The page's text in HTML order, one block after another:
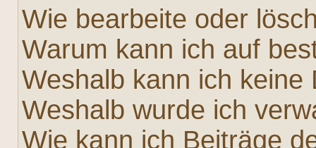
Wie bearbeite oder
Warum kann ich auf
Weshalb kann ich keine
Weshalb wurde ich
Wie kann ich Beiträge